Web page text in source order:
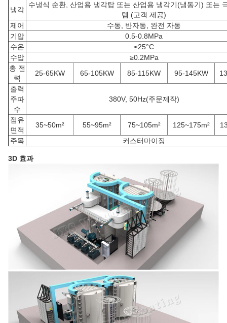
냉각
수냉식 순환, 산업용 냉각탑 또는 산업용 냉각기(냉동기) 또는
템.(고객 제공)
제어
수동, 반자동, 완전 자동
기압
0.5-0.8MPa
수온
≤25°C
수압
≥0.2MPa
총 전
력
25-65KW 65-105KW 85-115KW 95-145KW
출력
주파
수
380V, 50Hz(주문제작)
점유
면적
35~50m² 55~95m² 75~105m² 125~175m²
주목
커스터마이징
3D 효과